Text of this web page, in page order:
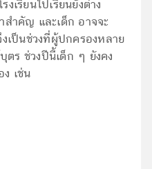
งเรียนไปเรียนยังต่าง
สำคัญ และเด็ก อาจจะ
งเป็นช่วงที่ผู้ปกครองหลาย
ตร ช่วงปีนี้เด็ก ๆ ยังคง
ง เช่น